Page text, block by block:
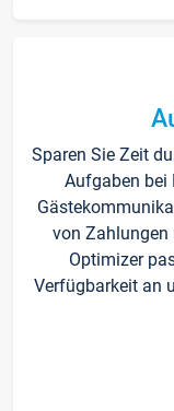
Sparen Sie Zeit
Aufgaben bei
von Zahlungen
Optimizer
Verfügbarkeit an